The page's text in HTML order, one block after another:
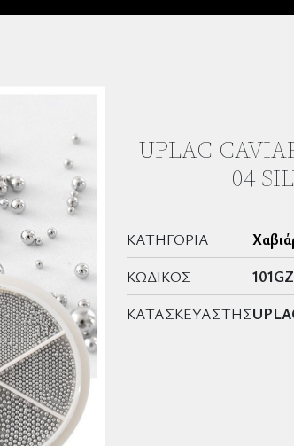
UPLAC
04
ΚΑΤΗΓΟΡΊΑ
ΚΩΔΙΚΌΣ
ΚΑΤΑΣΚΕΥΑΣΤΉΣ